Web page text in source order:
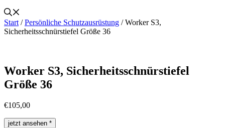
Start /Persönliche Schutzausrüstung / Worker S3,
Sicherheitsschnürstiefel Größe 36
Worker S3, Sicherheitsschnürstiefel
Größe 36
€105,00
jetzt ansehen *